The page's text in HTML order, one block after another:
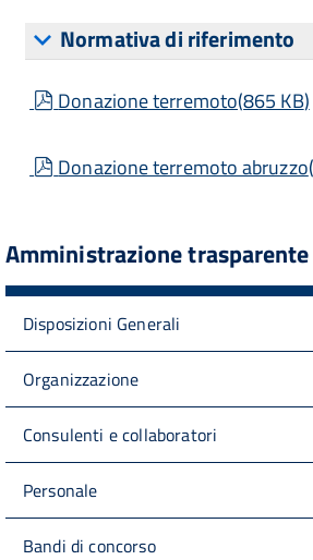
Normativa di riferimento
pdf
Donazione terremoto(865 KB)
pdf
Donazione terremoto abruzzo(
Amministrazione trasparente
Disposizioni Generali
Organizzazione
Consulenti e collaboratori
Personale
Bandi di concorso